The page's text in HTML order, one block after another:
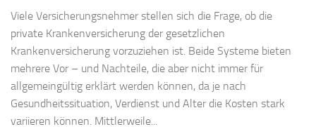
Viele Versicherungsnehmer stellen sich die Frage, ob die
private Krankenversicherung der gesetzlichen
Krankenversicherung vorzuziehen ist. Beide Systeme bieten
mehrere Vor – und Nachteile, die aber nicht immer für
allgemeingültig erklärt werden können, da je nach
Gesundheitssituation, Verdienst und Alter die Kosten stark
variieren können. Mittlerweile...